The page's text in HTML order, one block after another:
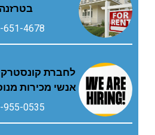
בטרזנה
651-4678
לחברת
אנשי מכירות
955-0535